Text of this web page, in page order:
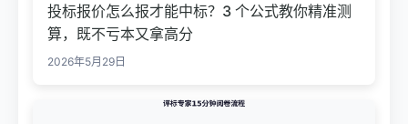
投标报价怎么报才能中标？3 个公式教你精准测
算，既不亏本又拿高分
2026年5月29日